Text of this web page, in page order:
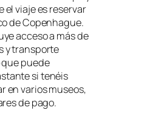
viaje es reservar
de Copenhague.
acceso a más de
y transporte
puede
si tenéis
en varios museos,
de pago.